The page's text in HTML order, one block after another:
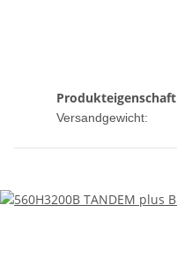
Produkteigenschaft
Versandgewicht: